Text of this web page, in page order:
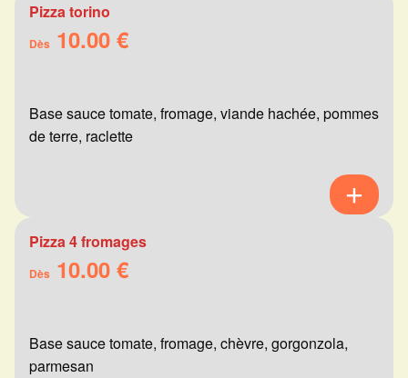
Pizza torino
Dès 10.00 €
Base sauce tomate, fromage, viande hachée, pommes
de terre, raclette
Pizza 4 fromages
Dès 10.00 €
Base sauce tomate, fromage, chèvre, gorgonzola,
parmesan